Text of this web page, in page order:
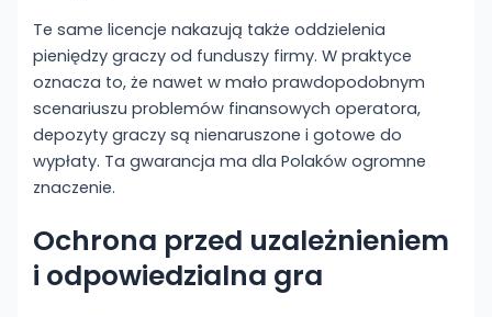
Te same licencje nakazują także oddzielenia
pieniędzy graczy od funduszy firmy. W praktyce
oznacza to, że nawet w mało prawdopodobnym
scenariuszu problemów finansowych operatora,
depozyty graczy są nienaruszone i gotowe do
wypłaty. Ta gwarancja ma dla Polaków ogromne
znaczenie.
Ochrona przed uzależnieniem
i odpowiedzialna gra